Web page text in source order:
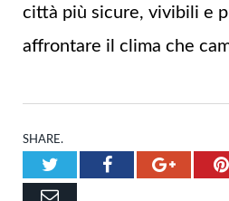
città più sicure, vivibili e
affrontare il clima che
SHARE.
TwitterFacebookGoogle+
Email